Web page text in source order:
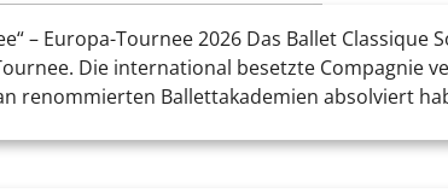
– Europa-Tournee 2026 Das Ballet
Die international besetzte Compagnie
renommierten Ballettakademien absolviert